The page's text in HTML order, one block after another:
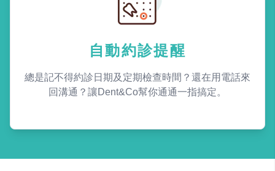
自動約診提醒
總是記不得約診日期及定期檢查時間？還在用電話來
回溝通？讓Dent&Co幫你通通一指搞定。